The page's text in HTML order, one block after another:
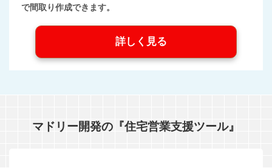
で間取り作成できます。
詳しく見る
マドリー開発の『住宅営業支援ツール』